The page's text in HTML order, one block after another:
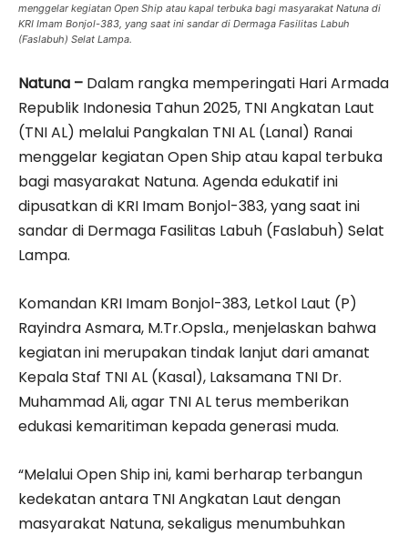
menggelar kegiatan Open Ship atau kapal terbuka bagi masyarakat Natuna di
KRI Imam Bonjol-383, yang saat ini sandar di Dermaga Fasilitas Labuh
(Faslabuh) Selat Lampa.
Natuna – Dalam rangka memperingati Hari Armada
Republik Indonesia Tahun 2025, TNI Angkatan Laut
(TNI AL) melalui Pangkalan TNI AL (Lanal) Ranai
menggelar kegiatan Open Ship atau kapal terbuka
bagi masyarakat Natuna. Agenda edukatif ini
dipusatkan di KRI Imam Bonjol-383, yang saat ini
sandar di Dermaga Fasilitas Labuh (Faslabuh) Selat
Lampa.
Komandan KRI Imam Bonjol-383, Letkol Laut (P)
Rayindra Asmara, M.Tr.Opsla., menjelaskan bahwa
kegiatan ini merupakan tindak lanjut dari amanat
Kepala Staf TNI AL (Kasal), Laksamana TNI Dr.
Muhammad Ali, agar TNI AL terus memberikan
edukasi kemaritiman kepada generasi muda.
“Melalui Open Ship ini, kami berharap terbangun
kedekatan antara TNI Angkatan Laut dengan
masyarakat Natuna, sekaligus menumbuhkan